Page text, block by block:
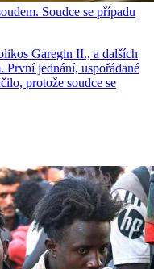
Soudce se případu
Garegin II., a dalších
První jednání, uspořádané
protože soudce se